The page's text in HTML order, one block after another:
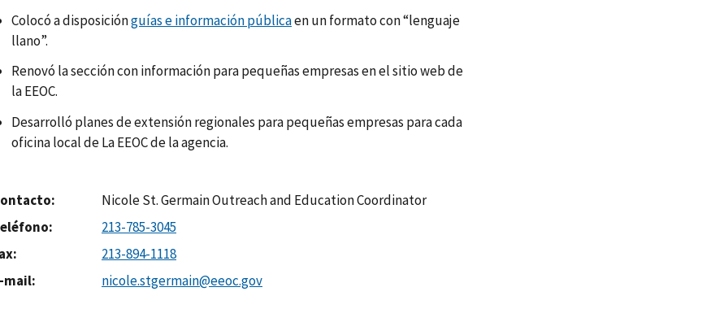
Colocó a disposiciónguías e información públicaen un formato con “lenguaje
llano”.
Renovó la sección con información para pequeñas empresas en el sitio web de
la EEOC.
Desarrolló planes de extensión regionales para pequeñas empresas para cada
oficina local de La EEOC de la agencia.
Nicole St. Germain Outreach and Education Coordinator
213-785-3045
213-894-1118
mail
nicole.stgermain@eeoc.gov